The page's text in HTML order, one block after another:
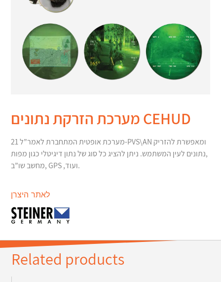
מערכת הזרקת נתונים CEHUD
מערכת אופטית המתחברת לאמר”ל 21-PVS\AN ומאפשרת להזריק
נתונים לעין המשתמש. ניתן להציג כל סוג של נתון דיגיטלי כגון מפות,
מחשב שו”ב, GPS ,ועוד.
לאתר היצרן
Related products